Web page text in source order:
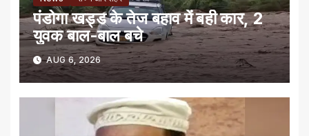
पंडोगा खड्ड के तेज बहाव में बही कार, 2
युवक बाल-बाल बचे
AUG 6, 2026